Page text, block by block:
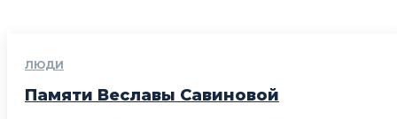
ЛЮДИ
Памяти Веславы Савиновой